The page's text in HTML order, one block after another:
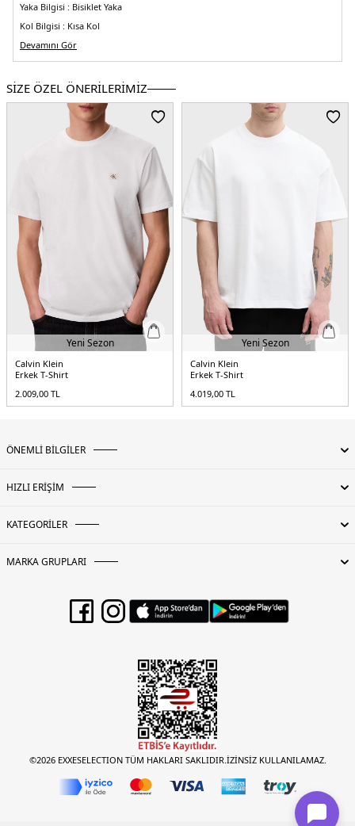
Yaka Bilgisi : Bisiklet Yaka
Kol Bilgisi : Kısa Kol
Kalıp Bilgisi :Slim Fit
Manken Ölçüsü :Boy : 1.86 cm / Beden : M
5DE1J30J321776YAF.25
Devamını Gör
SİZE ÖZEL ÖNERİLERİMİZ
Yeni Sezon
Calvin Klein
Erkek T-Shirt
2.009,00 TL
Yeni Sezon
Calvin Klein
Erkek T-Shirt
4.019,00 TL
ÖNEMLİ BİLGİLER
HIZLI ERİŞİM
KATEGORİLER
MARKA GRUPLARI
©2026 EXXESELECTION TÜM HAKLARI SAKLIDIR.İZİNSİZ KULLANILAMAZ.